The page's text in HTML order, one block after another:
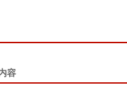
容